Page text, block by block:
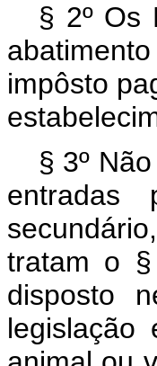
§ 2º Os
impôsto
§ 3º
entradas
tratam o
disposto
legislação